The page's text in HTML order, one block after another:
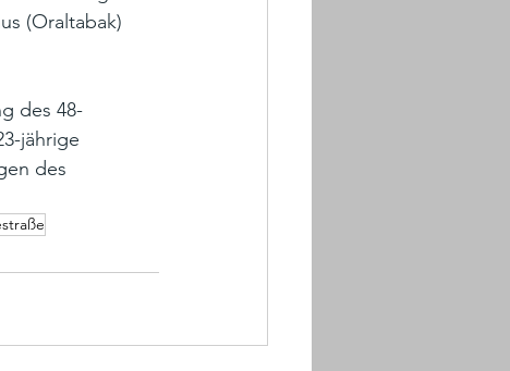
(Oraltabak)
des 48-
jährige
des